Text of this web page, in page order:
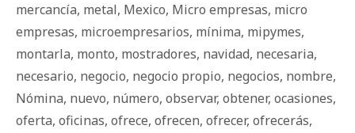
mercancía, metal, Mexico, Micro empresas, micro
empresas, microempresarios, mínima, mipymes,
montarla, monto, mostradores, navidad, necesaria,
necesario, negocio, negocio propio, negocios, nombre,
Nómina, nuevo, número, observar, obtener, ocasiones,
oferta, oficinas, ofrece, ofrecen, ofrecer, ofrecerás,